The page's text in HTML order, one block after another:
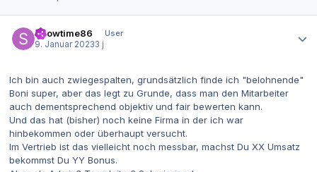
Showtime86
User
9. Januar 20233 j
Ich bin auch zwiegespalten, grundsätzlich finde ich "belohnende"
Boni super, aber das legt zu Grunde, dass man den Mitarbeiter
auch dementsprechend objektiv und fair bewerten kann.
Und das hat (bisher) noch keine Firma in der ich war
hinbekommen oder überhaupt versucht.
Im Vertrieb ist das vielleicht noch messbar, machst Du XX Umsatz
bekommst Du YY Bonus.